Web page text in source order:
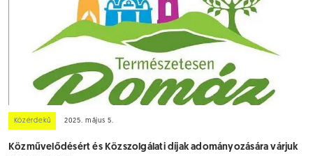
Közérdekű 2025. május 5.
Közművelődésért és Közszolgálati díjak adományozására várjuk